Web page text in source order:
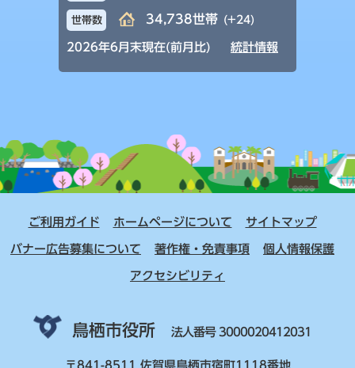
世帯数 34,738世帯 (+24)
2026年6月末現在(前月比) 統計情報
ご利用ガイド ホームページについて サイトマップ
バナー広告募集について 著作権・免責事項 個人情報保護
アクセシビリティ
鳥栖市役所 法人番号 3000020412031
〒841-8511 佐賀県鳥栖市宿町1118番地